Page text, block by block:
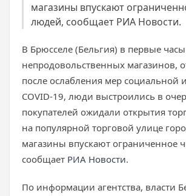
магазины впускают
людей, сообщает РИА Новости.
В Брюсселе (Бельгия) в первые
непродовольственных магазинов,
после ослабления мер социальной
COVID-19, люди выстроились в
покупателей ожидали открытия
на популярной торговой улице
магазины впускают ограниченное
сообщает РИА Новости.
По информации агентства, власти